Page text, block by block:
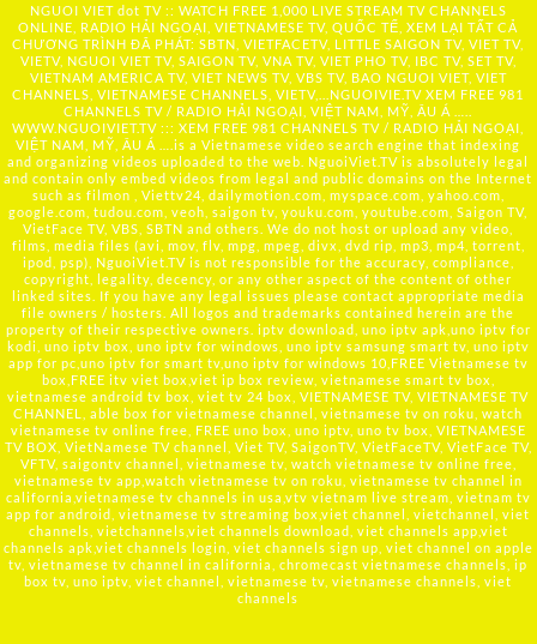
NGUOI VIET dot TV :: WATCH FREE 1,000 LIVE STREAM TV CHANNELS
ONLINE, RADIO HẢI NGOẠI, VIETNAMESE TV, QUỐC TẾ, XEM LẠI TẤT CẢ
CHƯƠNG TRÌNH ĐÃ PHÁT: SBTN, VIETFACETV, LITTLE SAIGON TV, VIET TV,
VIETV, NGUOI VIET TV, SAIGON TV, VNA TV, VIET PHO TV, IBC TV, SET TV,
VIETNAM AMERICA TV, VIET NEWS TV, VBS TV, BAO NGUOI VIET, VIET
CHANNELS, VIETNAMESE CHANNELS, VIETV,... NGUOIVIE.TV XEM FREE 981
CHANNELS TV / RADIO HẢI NGOẠI, VIỆT NAM, MỸ, ÂU Á …..
WWW.NGUOIVIET.TV ::: XEM FREE 981 CHANNELS TV / RADIO HẢI NGOẠI,
VIỆT NAM, MỸ, ÂU Á ….is a Vietnamese video search engine that indexing
and organizing videos uploaded to the web. NguoiViet.TV is absolutely legal
and contain only embed videos from legal and public domains on the Internet
such as filmon , Viettv24, dailymotion.com, myspace.com, yahoo.com,
google.com, tudou.com, veoh, saigon tv, youku.com, youtube.com, Saigon TV,
VietFace TV, VBS, SBTN and others. We do not host or upload any video,
films, media files (avi, mov, flv, mpg, mpeg, divx, dvd rip, mp3, mp4, torrent,
ipod, psp), NguoiViet.TV is not responsible for the accuracy, compliance,
copyright, legality, decency, or any other aspect of the content of other
linked sites. If you have any legal issues please contact appropriate media
file owners / hosters. All logos and trademarks contained herein are the
property of their respective owners. iptv download, uno iptv apk,uno iptv for
kodi, uno iptv box, uno iptv for windows, uno iptv samsung smart tv, uno iptv
app for pc,uno iptv for smart tv,uno iptv for windows 10,FREE Vietnamese tv
box,FREE itv viet box,viet ip box review, vietnamese smart tv box,
vietnamese android tv box, viet tv 24 box, VIETNAMESE TV, VIETNAMESE TV
CHANNEL, able box for vietnamese channel, vietnamese tv on roku, watch
vietnamese tv online free, FREE uno box, uno iptv, uno tv box, VIETNAMESE
TV BOX, VietNamese TV channel, Viet TV, SaigonTV, VietFaceTV, VietFace TV,
VFTV, saigontv channel, vietnamese tv, watch vietnamese tv online free,
vietnamese tv app,watch vietnamese tv on roku, vietnamese tv channel in
california,vietnamese tv channels in usa,vtv vietnam live stream, vietnam tv
app for android, vietnamese tv streaming box,viet channel, vietchannel, viet
channels, vietchannels,viet channels download, viet channels app,viet
channels apk,viet channels login, viet channels sign up, viet channel on apple
tv, vietnamese tv channel in california, chromecast vietnamese channels, ip
box tv, uno iptv, viet channel, vietnamese tv, vietnamese channels, viet
channels